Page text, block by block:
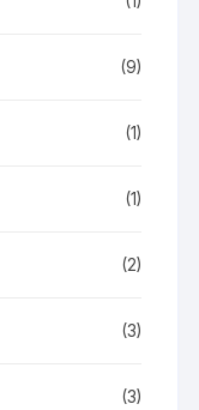
(9)
(1)
(1)
(2)
(3)
(3)